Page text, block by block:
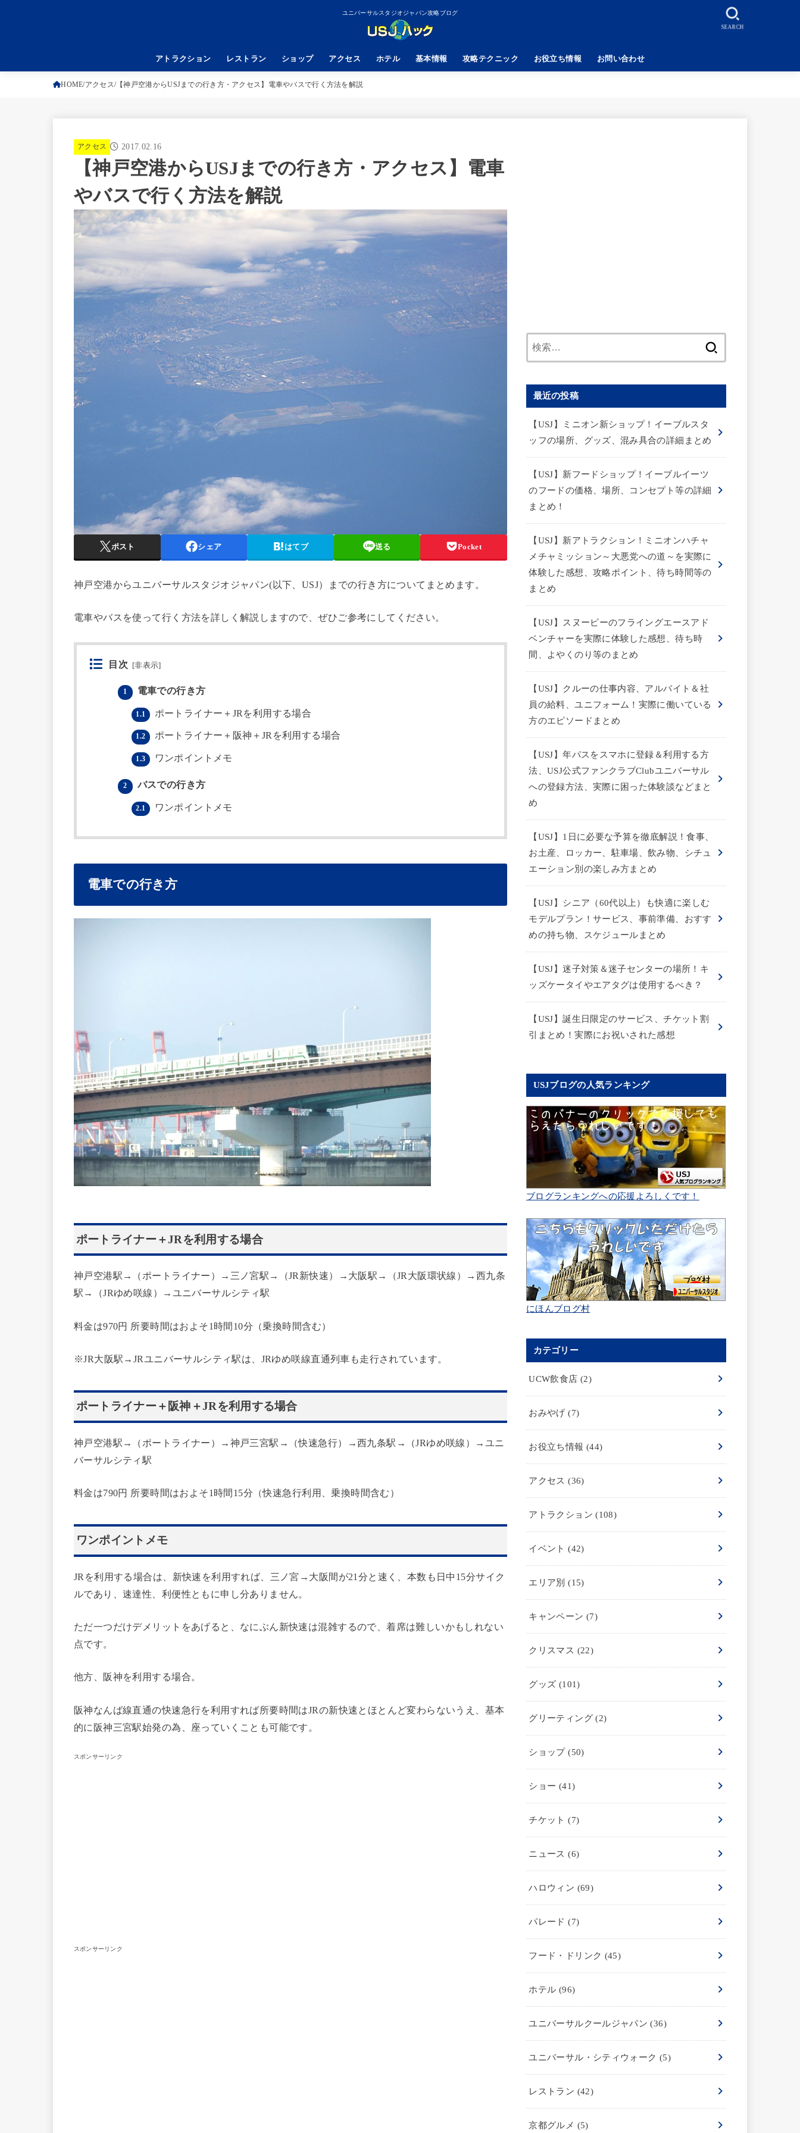
ユニバーサルスタジオジャパン攻略ブログ
アトラクション レストラン ショップ アクセス ホテル 基本情報 攻略テクニック お役立ち情報 お問い合わせ
SEARCH
HOME アクセス 【神戸空港からUSJまでの行き方・アクセス】電車やバスで行く方法を解説
アクセス 2017.02.16
【神戸空港からUSJまでの行き方・アクセス】電車
やバスで行く方法を解説
ポスト シェア はてブ 送る Pocket
神戸空港からユニバーサルスタジオジャパン(以下、USJ）までの行き方についてまとめます。
電車やバスを使って行く方法を詳しく解説しますので、ぜひご参考にしてください。
目次 [非表示]
1 電車での行き方
1.1 ポートライナー＋JRを利用する場合
1.2 ポートライナー＋阪神＋JRを利用する場合
1.3 ワンポイントメモ
2 バスでの行き方
2.1 ワンポイントメモ
電車での行き方
ポートライナー＋JRを利用する場合
神戸空港駅→（ポートライナー）→三ノ宮駅→（JR新快速）→大阪駅→（JR大阪環状線）→西九条
駅→（JRゆめ咲線）→ユニバーサルシティ駅
料金は970円 所要時間はおよそ1時間10分（乗換時間含む）
※JR大阪駅→JRユニバーサルシティ駅は、JRゆめ咲線直通列車も走行されています。
ポートライナー＋阪神＋JRを利用する場合
神戸空港駅→（ポートライナー）→神戸三宮駅→（快速急行）→西九条駅→（JRゆめ咲線）→ユニ
バーサルシティ駅
料金は790円 所要時間はおよそ1時間15分（快速急行利用、乗換時間含む）
ワンポイントメモ
JRを利用する場合は、新快速を利用すれば、三ノ宮→大阪間が21分と速く、本数も日中15分サイク
ルであり、速達性、利便性ともに申し分ありません。
ただ一つだけデメリットをあげると、なにぶん新快速は混雑するので、着席は難しいかもしれない
点です。
他方、阪神を利用する場合。
阪神なんば線直通の快速急行を利用すれば所要時間はJRの新快速とほとんど変わらないうえ、基本
的に阪神三宮駅始発の為、座っていくことも可能です。
スポンサーリンク
スポンサーリンク
最近の投稿
【USJ】ミニオン新ショップ！イーブルスタ
ッフの場所、グッズ、混み具合の詳細まとめ
【USJ】新フードショップ！イーブルイーツ
のフードの価格、場所、コンセプト等の詳細
まとめ！
【USJ】新アトラクション！ミニオンハチャ
メチャミッション～大悪党への道～を実際に
体験した感想、攻略ポイント、待ち時間等の
まとめ
【USJ】スヌーピーのフライングエースアド
ベンチャーを実際に体験した感想、待ち時
間、よやくのり等のまとめ
【USJ】クルーの仕事内容、アルバイト＆社
員の給料、ユニフォーム！実際に働いている
方のエピソードまとめ
【USJ】年パスをスマホに登録＆利用する方
法、USJ公式ファンクラブClubユニバーサル
への登録方法、実際に困った体験談などまと
め
【USJ】1日に必要な予算を徹底解説！食事、
お土産、ロッカー、駐車場、飲み物、シチュ
エーション別の楽しみ方まとめ
【USJ】シニア（60代以上）も快適に楽しむ
モデルプラン！サービス、事前準備、おすす
めの持ち物、スケジュールまとめ
【USJ】迷子対策＆迷子センターの場所！キ
ッズケータイやエアタグは使用するべき？
【USJ】誕生日限定のサービス、チケット割
引まとめ！実際にお祝いされた感想
USJブログの人気ランキング
ブログランキングへの応援よろしくです！
にほんブログ村
カテゴリー
UCW飲食店 (2)
おみやげ(7)
お役立ち情報 (44)
アクセス(36)
アトラクション(108)
イベント(42)
エリア別(15)
キャンペーン (7)
クリスマス (22)
グッズ (101)
グリーティング(2)
ショップ(50)
ショー (41)
チケット(7)
ニュース(6)
ハロウィン (69)
パレード(7)
フード・ドリンク (45)
ホテル (96)
ユニバーサルクールジャパン(36)
ユニバーサル・シティウォーク (5)
レストラン (42)
京都グルメ (5)